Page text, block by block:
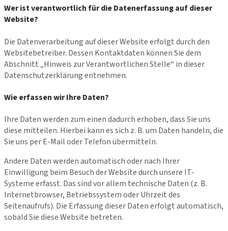
Wer ist verantwortlich für die Datenerfassung auf dieser
Website?
Die Datenverarbeitung auf dieser Website erfolgt durch den
Websitebetreiber. Dessen Kontaktdaten können Sie dem
Abschnitt „Hinweis zur Verantwortlichen Stelle“ in dieser
Datenschutzerklärung entnehmen.
Wie erfassen wir Ihre Daten?
Ihre Daten werden zum einen dadurch erhoben, dass Sie uns
diese mitteilen. Hierbei kann es sich z. B. um Daten handeln, die
Sie uns per E-Mail oder Telefon übermitteln.
Andere Daten werden automatisch oder nach Ihrer
Einwilligung beim Besuch der Website durch unsere IT-
Systeme erfasst. Das sind vor allem technische Daten (z. B.
Internetbrowser, Betriebssystem oder Uhrzeit des
Seitenaufrufs). Die Erfassung dieser Daten erfolgt automatisch,
sobald Sie diese Website betreten.